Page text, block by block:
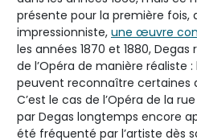
présente pour la première fois,
impressionniste, une œuvre
les années 1870 et 1880,
de l’Opéra de manière réaliste
peuvent reconnaître certaines
C’est le cas de l’Opéra de la
par Degas longtemps encore
été fréquenté par l’artiste dès